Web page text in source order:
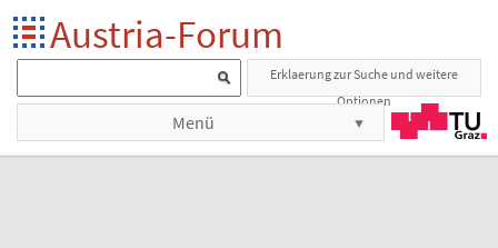
Austria-Forum
Erklaerung zur Suche und weitere
Optionen
Menü